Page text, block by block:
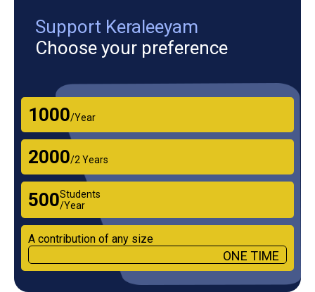
Support Keraleeyam
Choose your preference
₹1000/Year
₹2000/2 Years
₹500Students
/Year
A contribution of any size
ONE TIME